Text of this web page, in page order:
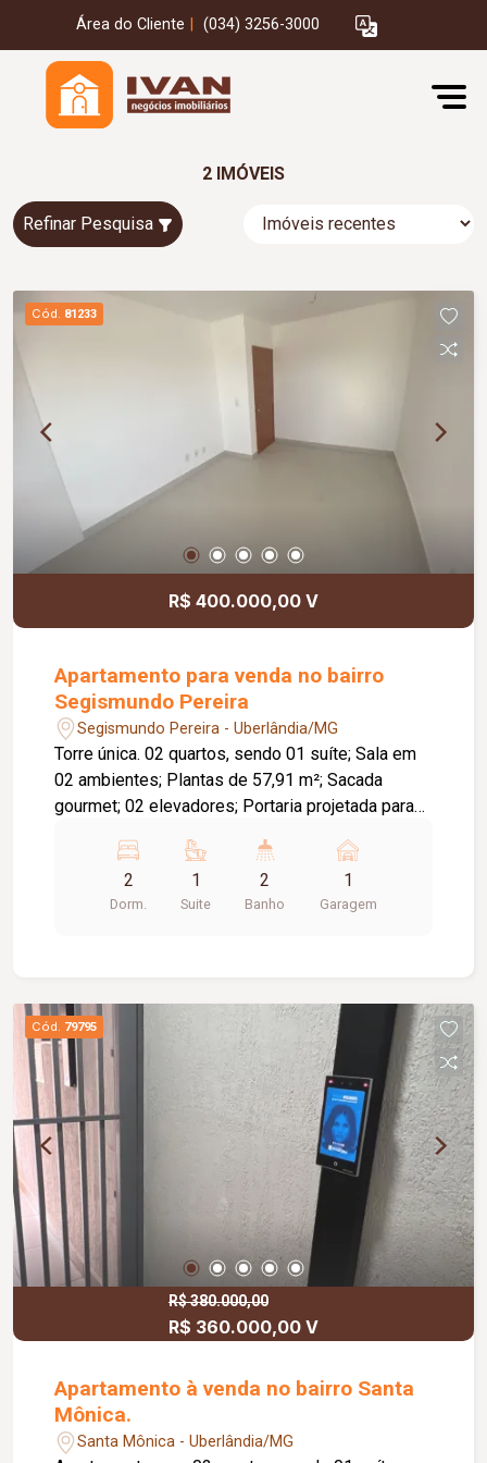
Área do Cliente (034) 3256-3000
2 IMÓVEIS
Refinar Pesquisa
Cód. 81233
R$ 400.000,00 V
Apartamento para venda no bairro
Segismundo Pereira
Segismundo Pereira - Uberlândia/MG
Torre única. 02 quartos, sendo 01 suíte; Sala em
02 ambientes; Plantas de 57,91 m²; Sacada
gourmet; 02 elevadores; Portaria projetada para
festas; Espaço gourmet com churrasqueira;
Espaço multiuso; Área de lazer no terraço.
2
Dorm.
1
Suite
2
Banho
1
Garagem
Cód. 79795
R$ 380.000,00
R$ 360.000,00 V
Apartamento à venda no bairro Santa
Mônica.
Santa Mônica - Uberlândia/MG